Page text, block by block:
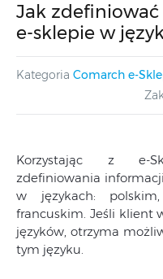
Jak
e-sklepie w
Kategoria Comarch e-
Korzystając z e-
zdefiniowania
w językach:
francuskim. Jeśli klient
języków, otrzyma
tym języku.